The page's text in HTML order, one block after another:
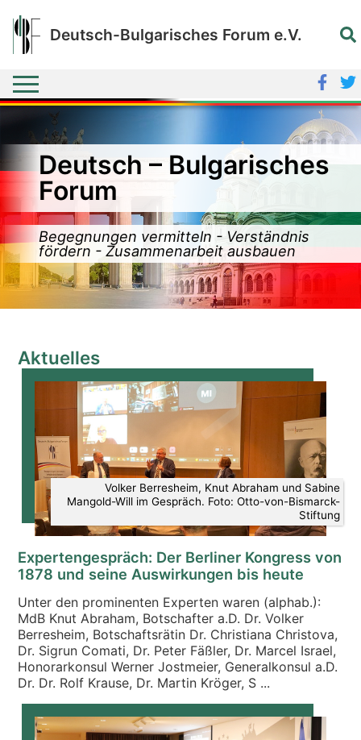
Deutsch-Bulgarisches Forum e.V.
Deutsch – Bulgarisches
Forum
Begegnungen vermitteln - Verständnis
fördern - Zusammenarbeit ausbauen
Aktuelles
Volker Berresheim, Knut Abraham und Sabine
Mangold-Will im Gespräch. Foto: Otto-von-Bismarck-
Stiftung
Expertengespräch: Der Berliner Kongress von
1878 und seine Auswirkungen bis heute
Unter den prominenten Experten waren (alphab.):
MdB Knut Abraham, Botschafter a.D. Dr. Volker
Berresheim, Botschaftsrätin Dr. Christiana Christova,
Dr. Sigrun Comati, Dr. Peter Fäßler, Dr. Marcel Israel,
Honorarkonsul Werner Jostmeier, Generalkonsul a.D.
Dr. Dr. Rolf Krause, Dr. Martin Kröger, S ...